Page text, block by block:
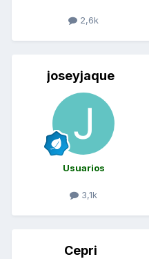
2,6k
joseyjaque
Usuarios
3,1k
Cepri